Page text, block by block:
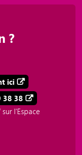
?
ici
38 38
l'Espace